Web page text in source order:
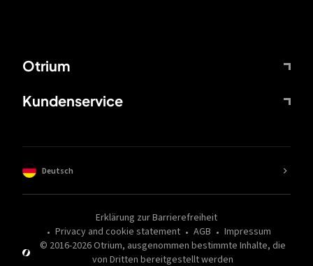
Otrium
Kundenservice
© 2016-2026Otrium, ausgenommen bestimmte Inhalte, die
von Dritten bereitgestellt werden
Erklärung zur Barrierefreiheit
Privacy and cookie statement
AGB Impressum
Deutsch